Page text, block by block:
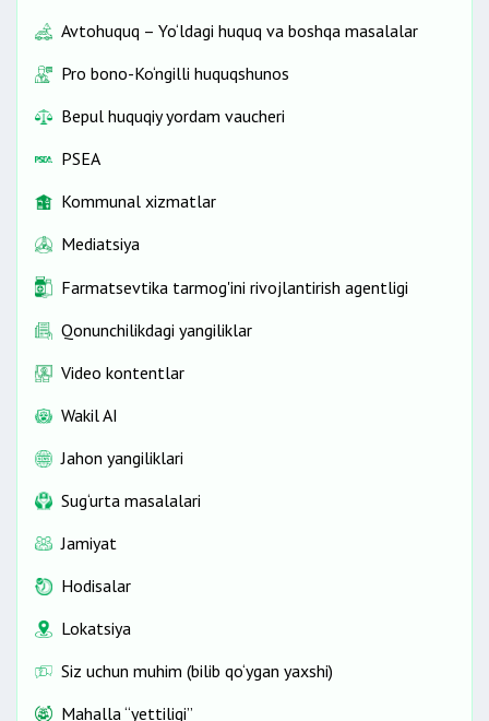
Avtohuquq – Yo‘ldagi huquq va boshqa masalalar
Pro bono-Ko‘ngilli huquqshunos
Bepul huquqiy yordam vaucheri
PSEA
Kommunal xizmatlar
Mediatsiya
Farmatsevtika tarmog'ini rivojlantirish agentligi
Qonunchilikdagi yangiliklar
Video kontentlar
Wakil AI
Jahon yangiliklari
Sug‘urta masalalari
Jamiyat
Hodisalar
Lokatsiya
Siz uchun muhim (bilib qo‘ygan yaxshi)
Mahalla “yettiligi”